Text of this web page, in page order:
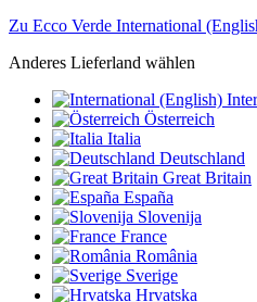
Zu Ecco Verde International
Anderes Lieferland wählen
Österreich
Italia
Deutschland
Great Britain
España
Slovenija
France
România
Sverige
Hrvatska